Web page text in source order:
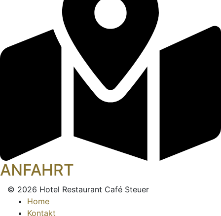
ANFAHRT
© 2026 Hotel Restaurant Café Steuer
Home
Kontakt